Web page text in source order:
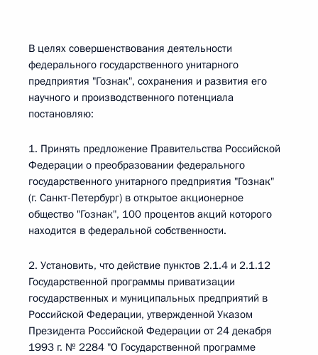
В целях совершенствования деятельности
федерального государственного унитарного
предприятия "Гознак", сохранения и развития его
научного и производственного потенциала
постановляю:
1. Принять предложение Правительства Российской
Федерации о преобразовании федерального
государственного унитарного предприятия "Гознак"
(г. Санкт-Петербург) в открытое акционерное
общество "Гознак", 100 процентов акций которого
находится в федеральной собственности.
2. Установить, что действие пунктов 2.1.4 и 2.1.12
Государственной программы приватизации
государственных и муниципальных предприятий в
Российской Федерации, утвержденной Указом
Президента Российской Федерации от 24 декабря
1993 г. № 2284 "О Государственной программе